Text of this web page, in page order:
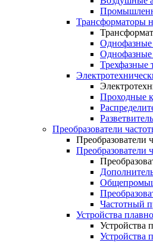
Трансформаторы
Однофазные
Однофазные
Трехфазные
Проходные
Преобразователи
Преобразователи
Частотный
Устройства
Устройства
Устройства